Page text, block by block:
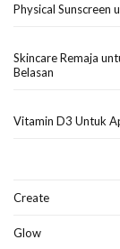
Physical Sunscreen
Skincare Remaja
Belasan
Vitamin D3 Untuk
Create
Glow